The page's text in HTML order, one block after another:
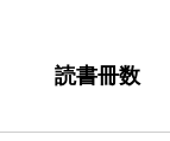
読書冊数